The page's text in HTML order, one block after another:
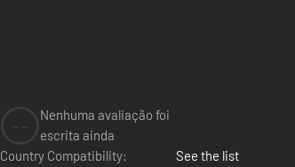
Nenhuma avaliação foi
escrita ainda
Country Compatibility:
See the list